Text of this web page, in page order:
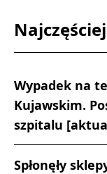
Wypadek na
Kujawskim.
szpitalu
Spłonęły